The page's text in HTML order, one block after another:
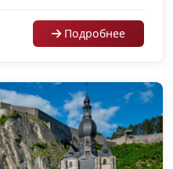
Подробнее